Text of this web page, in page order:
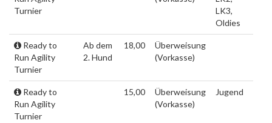
Turnier
LK3,
Oldies
Ready to
Run Agility
Turnier
Ab dem
2. Hund
18,00
Überweisung
(Vorkasse)
Ready to
Run Agility
Turnier
15,00
Überweisung
(Vorkasse)
Jugend